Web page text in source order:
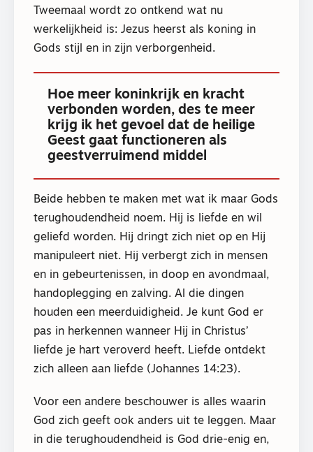
Tweemaal wordt zo ontkend wat nu
werkelijkheid is: Jezus heerst als koning in
Gods stijl en in zijn verborgenheid.
Hoe meer koninkrijk en kracht
verbonden worden, des te meer
krijg ik het gevoel dat de heilige
Geest gaat functioneren als
geestverruimend middel
Beide hebben te maken met wat ik maar Gods
terughoudendheid noem. Hij is liefde en wil
geliefd worden. Hij dringt zich niet op en Hij
manipuleert niet. Hij verbergt zich in mensen
en in gebeurtenissen, in doop en avondmaal,
handoplegging en zalving. Al die dingen
houden een meerduidigheid. Je kunt God er
pas in herkennen wanneer Hij in Christus’
liefde je hart veroverd heeft. Liefde ontdekt
zich alleen aan liefde (Johannes 14:23).
Voor een andere beschouwer is alles waarin
God zich geeft ook anders uit te leggen. Maar
in die terughoudendheid is God drie-enig en,